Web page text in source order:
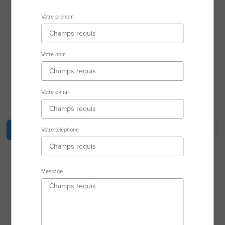
Secteur d'activité
RSAC : 88973972800018 GRASSE
Description
Équipe
Votre prénom
Votre nom
Votre e-mail
Votre téléphone
Message